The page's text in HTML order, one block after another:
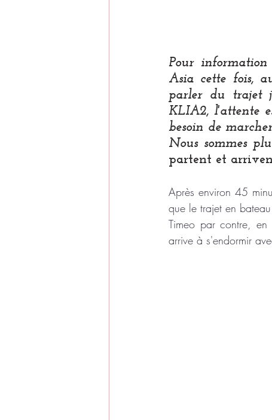
Pour
Asia cette fois,
parler du trajet
KLIA2, l'attente
besoin de
partent et
Après environ 45
que le trajet en
Timeo par contre,
arrive à s'endormir